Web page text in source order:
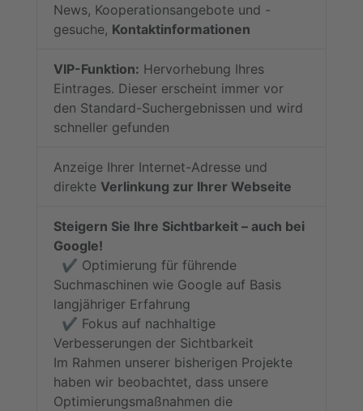
News, Kooperationsangebote und -
gesuche, Kontaktinformationen
VIP-Funktion: Hervorhebung Ihres
Eintrages. Dieser erscheint immer vor
den Standard-Suchergebnissen und wird
schneller gefunden
Anzeige Ihrer Internet-Adresse und
direkte Verlinkung zur Ihrer Webseite
Steigern Sie Ihre Sichtbarkeit – auch bei
Google!
✔️ Optimierung für führende
Suchmaschinen wie Google auf Basis
langjähriger Erfahrung
✔️ Fokus auf nachhaltige
Verbesserungen der Sichtbarkeit
Im Rahmen unserer bisherigen Projekte
haben wir beobachtet, dass unsere
Optimierungsmaßnahmen die